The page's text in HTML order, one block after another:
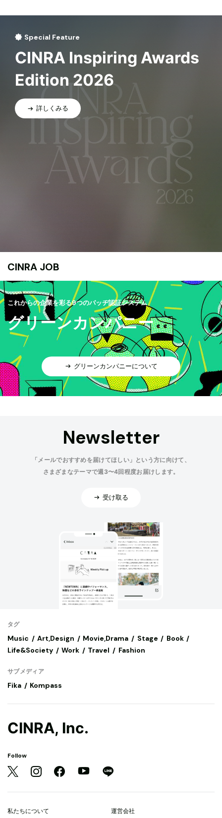
Special Feature
CINRA Inspiring Awards
Edition 2026
詳しくみる
CINRA JOB
これからの企業を彩る9つのバッヂ認証システム
グリーンカンパニー
グリーンカンパニーについて
Newsletter
「メールでおすすめを届けてほしい」という方に向けて、
さまざまなテーマで週3〜4回程度お届けします。
受け取る
タグ
Music Art,Design Movie,Drama Stage
Book
Life&Society
Work Travel Fashion
サブメディア
Fika Kompass
CINRA, Inc.
Follow
私たちについて 運営会社